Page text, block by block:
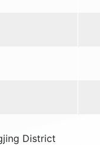
District